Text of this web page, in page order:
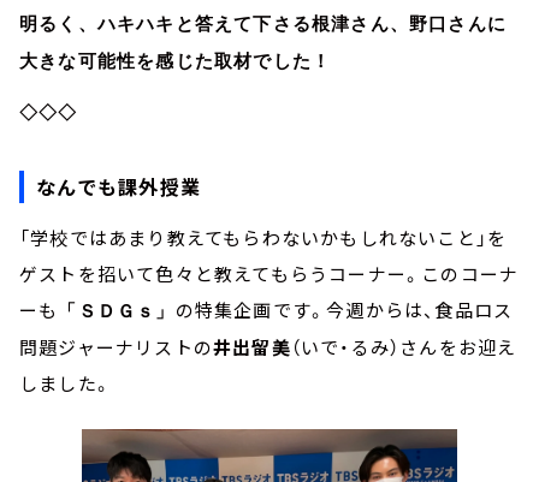
明るく、ハキハキと答えて下さる根津さん、野口さんに
大きな可能性を感じた取材でした！
◇◇◇
なんでも課外授業
「学校ではあまり教えてもらわないかもしれないこと」を
ゲストを招いて色々と教えてもらうコーナー。このコーナ
ーも
「ＳＤＧｓ」 の特集企画です。今週からは、食品ロス
問題ジャーナリストの井出留美（いで・るみ）さんをお迎え
しました。